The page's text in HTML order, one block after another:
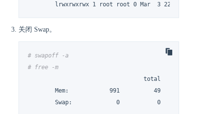
lrwxrwxrwx 1 root root 0 Mar  3 22:49 /sys/
关闭 Swap。
# swapoff -a
# free -m
	Mem:            991          49         727           5         214         788
	Swap:             0           0           0